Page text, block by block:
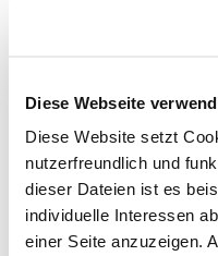
Diese Webseite
Diese Website setzt
nutzerfreundlich und
dieser Dateien ist es
individuelle Interessen
einer Seite anzuzeigen.
(Betrieb)
Fax
(Betrieb)